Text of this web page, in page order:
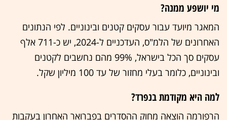
מי יושפע ממנה?
המאגר מיועד עבור עסקים קטנים ובינוניים. לפי הנתונים
האחרונים של הלמ"ס, העדכניים ל-2024, יש כ-711 אלף
עסקים סך הכל בישראל, 99% מהם נחשבים לקטנים
ובינוניים, כלומר בעלי מחזור של עד 100 מיליון שקל.
למה היא מקודמת בנפרד?
הרפורמה הוצאה מחוק ההסדרים בפברואר האחרון בעקבות